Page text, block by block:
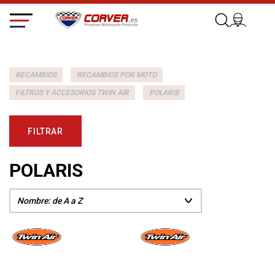
RECAMBIOS RECAMBIOS POR MOTO
FILTROS Y ACCESORIOS TWIN AIR POLARIS
FILTRAR
POLARIS